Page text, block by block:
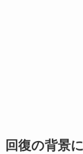
回復の背景